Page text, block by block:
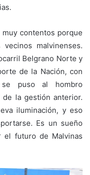
contentos porque
malvinenses.
Belgrano Norte y
de la Nación, con
puso al hombro
la gestión anterior.
iluminación, y eso
Es un sueño
el futuro de Malvinas